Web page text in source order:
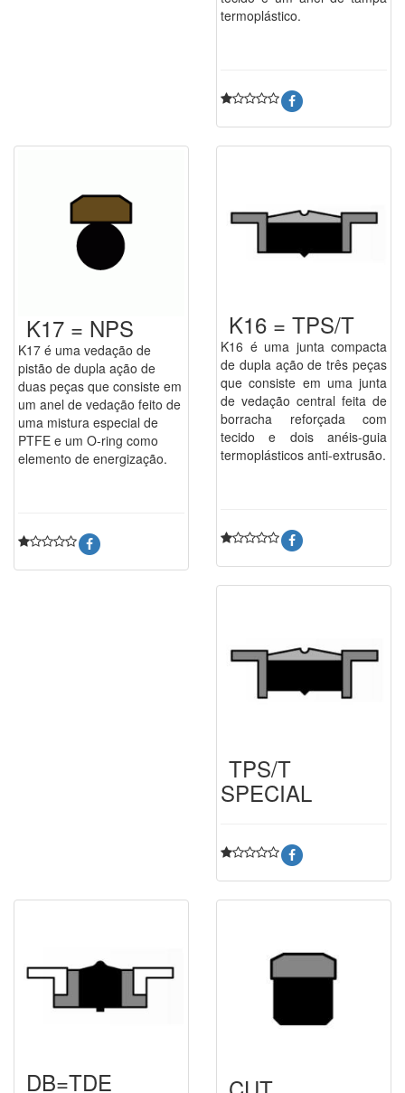
termoplástico.
K17 = NPS
K17 é uma vedação de
pistão de dupla ação de
duas peças que consiste em
um anel de vedação feito de
uma mistura especial de
PTFE e um O-ring como
elemento de energização.
K16 = TPS/T
K16 é uma junta compacta
de dupla ação de três peças
que consiste em uma junta
de vedação central feita de
borracha reforçada com
tecido e dois anéis-guia
termoplásticos anti-extrusão.
TPS/T
SPECIAL
DB=TDE